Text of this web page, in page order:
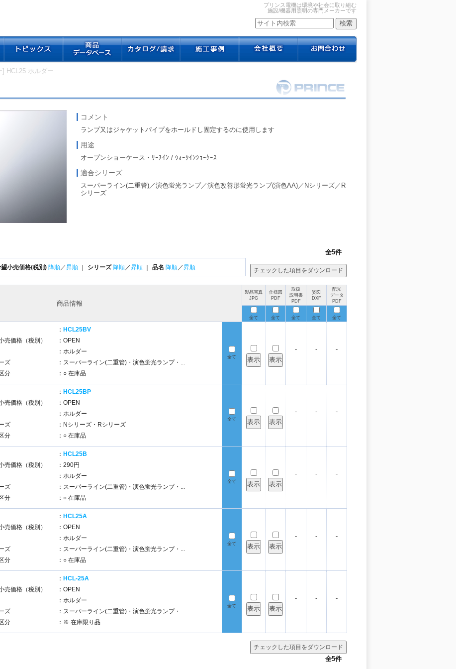
プリンス電機は環境や社会に取り組む
施設/機器用照明の専門メーカーです
HCL25 ホルダー
コメント
ランプ又はジャケットパイプをホールドし固定するのに使用します
用途
オープンショーケース・ﾘｰﾁｲﾝ / ｳｫｰｸｲﾝｼｮｰｹｰｽ
適合シリーズ
スーパーライン(二重管)／演色蛍光ランプ／演色改善形蛍光ランプ(演色AA)／Nシリーズ／R
シリーズ
全5件
小売価格(税別) 降順／昇順 シリーズ 降順／昇順 品名 降順／昇順
商品情報
製品写真
JPG
仕様図
PDF
取扱
説明書
PDF
姿図
DXF
配光
データ
PDF
全て 全て 全て 全て 全て
： HCL25BV
売価格（税別）
：OPEN
：ホルダー
ズ
：スーパーライン(二重管)・演色蛍光ランプ・...
分
：○ 在庫品
全て
- - -
： HCL25BP
売価格（税別）
：OPEN
：ホルダー
ズ
：Nシリーズ・Rシリーズ
分
：○ 在庫品
全て
- - -
： HCL25B
売価格（税別）
：290円
：ホルダー
ズ
：スーパーライン(二重管)・演色蛍光ランプ・...
分
：○ 在庫品
全て
- - -
： HCL25A
売価格（税別）
：OPEN
：ホルダー
ズ
：スーパーライン(二重管)・演色蛍光ランプ・...
分
：○ 在庫品
全て
- - -
： HCL-25A
売価格（税別）
：OPEN
：ホルダー
ズ
：スーパーライン(二重管)・演色蛍光ランプ・...
分
：※ 在庫限り品
全て
- - -
全5件